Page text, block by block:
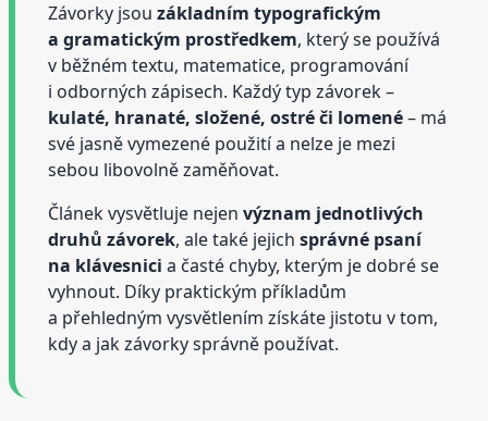
Závorky jsou základním typografickým
a gramatickým prostředkem, který se používá
v běžném textu, matematice, programování
i odborných zápisech. Každý typ závorek –
kulaté, hranaté, složené, ostré či lomené– má
své jasně vymezené použití a nelze je mezi
sebou libovolně zaměňovat.
Článek vysvětluje nejen význam jednotlivých
druhů závorek, ale také jejich správné psaní
na klávesnici a časté chyby, kterým je dobré se
vyhnout. Díky praktickým příkladům
a přehledným vysvětlením získáte jistotu v tom,
kdy a jak závorky správně používat.